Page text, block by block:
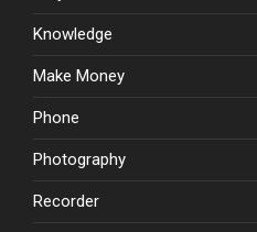
Knowledge
Make Money
Phone
Photography
Recorder